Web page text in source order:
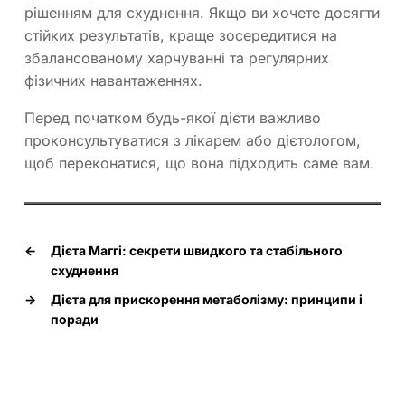
рішенням для схуднення. Якщо ви хочете досягти
стійких результатів, краще зосередитися на
збалансованому харчуванні та регулярних
фізичних навантаженнях.
Перед початком будь-якої дієти важливо
проконсультуватися з лікарем або дієтологом,
щоб переконатися, що вона підходить саме вам.
←
Дієта Маггі: секрети швидкого та стабільного
схуднення
→
Дієта для прискорення метаболізму: принципи і
поради